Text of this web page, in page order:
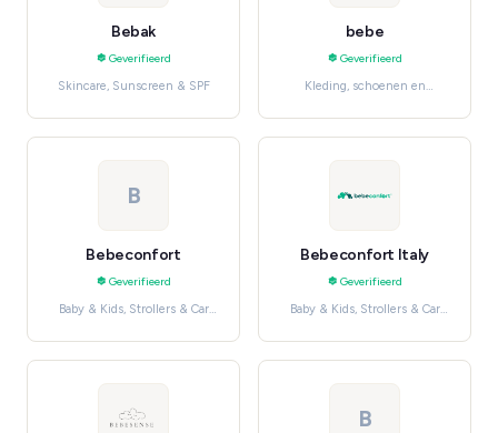
Bebak
Geverifieerd
Skincare, Sunscreen & SPF
bebe
Geverifieerd
Kleding, schoenen en
Fashion
B
Bebeconfort
Geverifieerd
Baby & Kids, Strollers & Car
Bebeconfort Italy
Geverifieerd
Baby & Kids, Strollers & Car
B